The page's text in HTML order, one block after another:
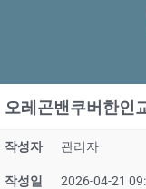
오레곤밴쿠버한인
작성자 관리자
작성일 2026-04-21